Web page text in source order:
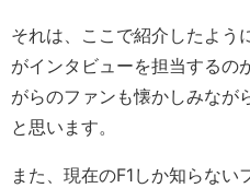
それは、ここで紹介したよう
がインタビューを担当するの
がらのファンも懐かしみなが
と思います。
また、現在のF1しか知らな